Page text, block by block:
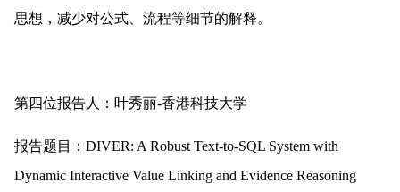
思想，减少对公式、流程等细节的解释。
第四位报告人：叶秀丽-香港科技大学
报告题目：DIVER: A Robust Text-to-SQL System with
Dynamic Interactive Value Linking and Evidence Reasoning